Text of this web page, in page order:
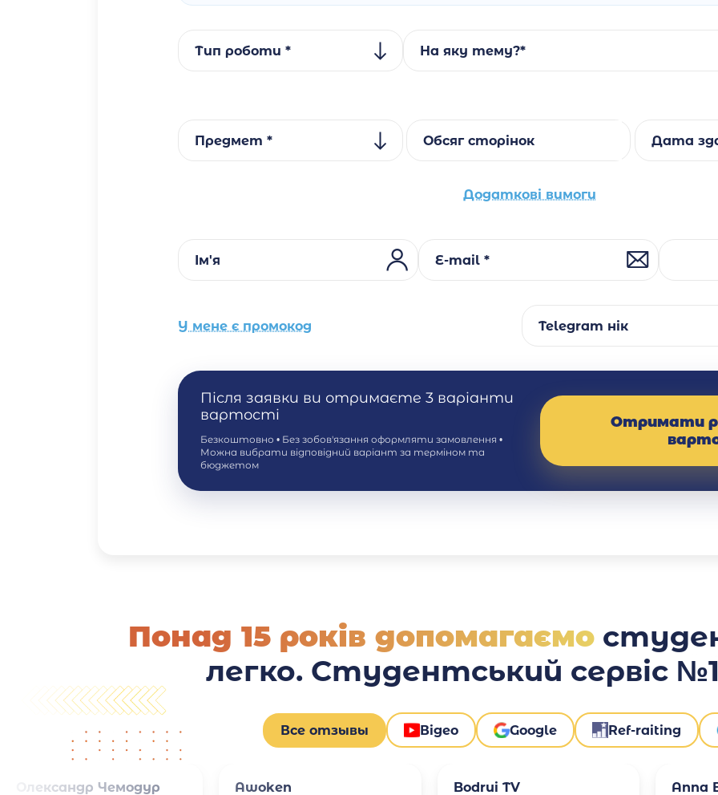
Тип роботи * На яку тему?*
Предмет * Обсяг сторінок Дата
Додаткові вимоги
Ім'я E-mail *
У мене є промокод Telegram нік
Після заявки ви отримаєте 3 варіанти
вартості
Безкоштовно • Без зобов'язання оформляти замовлення •
Можна вибрати відповідний варіант за терміном та
бюджетом
Отримати
Понад 15 років допомагаємо
легко. Студентський сервіс №1
Все отзывы Відео Google Ref-raiting
Олександр Чемодур Awoken Bodrui TV Anna